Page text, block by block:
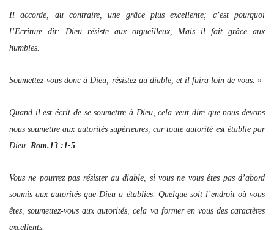
Il accorde, au contraire, une grâce plus excellente; c’est pourquoi
l’Ecriture dit: Dieu résiste aux orgueilleux, Mais il fait grâce aux
humbles.
Soumettez-vous donc à Dieu; résistez au diable, et il fuira loin de vous. »
Quand il est écrit de se soumettre à Dieu, cela veut dire que nous devons
nous soumettre aux autorités supérieures, car toute autorité est établie par
Dieu. Rom.13 :1-5
Vous ne pourrez pas résister au diable, si vous ne vous êtes pas d’abord
soumis aux autorités que Dieu a établies. Quelque soit l’endroit où vous
êtes, soumettez-vous aux autorités, cela va former en vous des caractères
excellents.